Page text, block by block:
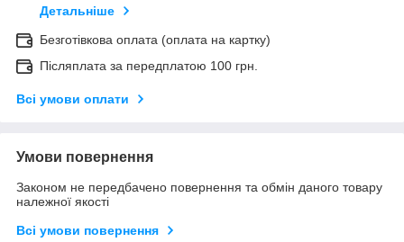
Детальніше
Безготівкова оплата (оплата на картку)
Післяплата за передплатою 100 грн.
Всі умови оплати
Умови повернення
Законом не передбачено повернення та обмін даного товару
належної якості
Всі умови повернення